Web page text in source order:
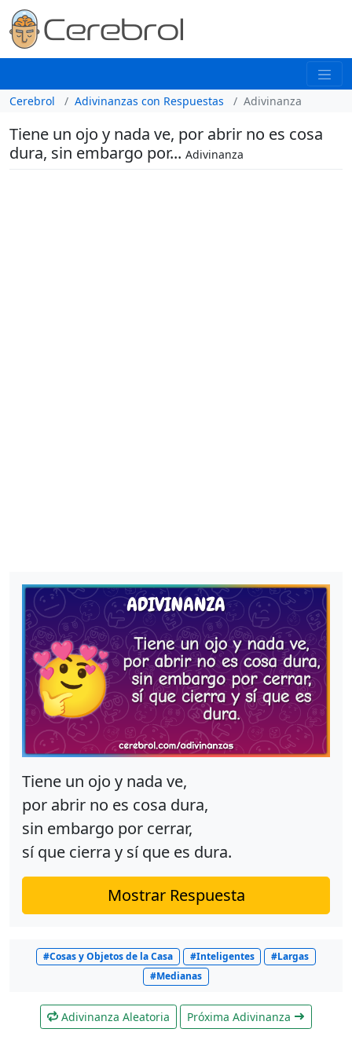
Cerebrol Adivinanzas con Respuestas Adivinanza
Tiene un ojo y nada ve, por abrir no es cosa
dura, sin embargo por... Adivinanza
Tiene un ojo y nada ve,
por abrir no es cosa dura,
sin embargo por cerrar,
sí que cierra y sí que es dura.
Mostrar Respuesta
#Cosas y Objetos de la Casa #Inteligentes
#Largas
#Medianas
Adivinanza Aleatoria Próxima Adivinanza